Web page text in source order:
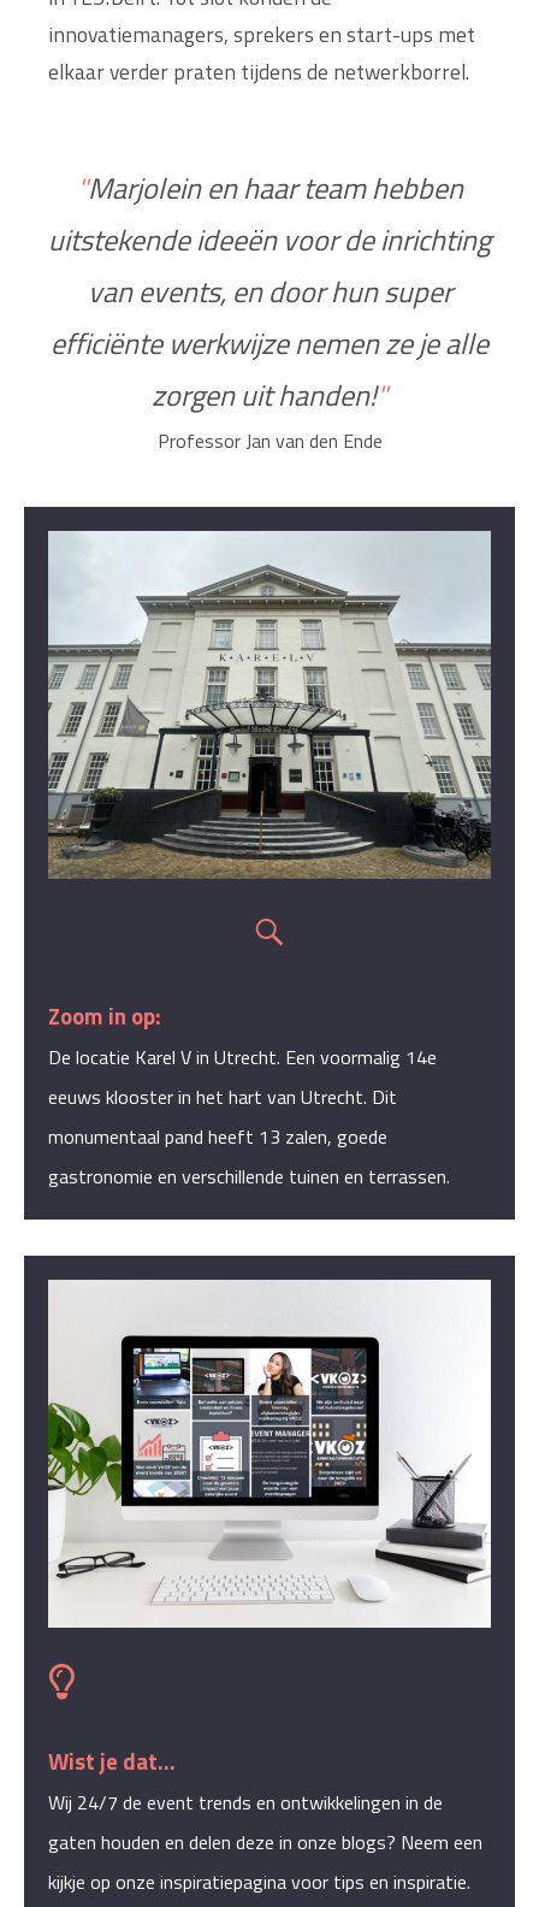
innovatiemanagers, sprekers en start-ups met
elkaar verder praten tijdens de netwerkborrel.
"Marjolein en haar team hebben
uitstekende ideeën voor de inrichting
van events, en door hun super
efficiënte werkwijze nemen ze je alle
zorgen uit handen!"
Professor Jan van den Ende
Zoom in op:
De locatie Karel V in Utrecht. Een voormalig 14e
eeuws klooster in het hart van Utrecht. Dit
monumentaal pand heeft 13 zalen, goede
gastronomie en verschillende tuinen en terrassen.
Wist je dat...
Wij 24/7 de event trends en ontwikkelingen in de
gaten houden en delen deze in onze blogs? Neem een
kijkje op onze inspiratiepagina voor tips en inspiratie.